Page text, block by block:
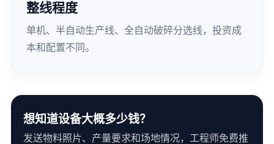
整线程度
单机、半自动生产线、全自动破碎分选线，投资成
本和配置不同。
想知道设备大概多少钱？
发送物料照片、产量要求和场地情况，工程师免费推